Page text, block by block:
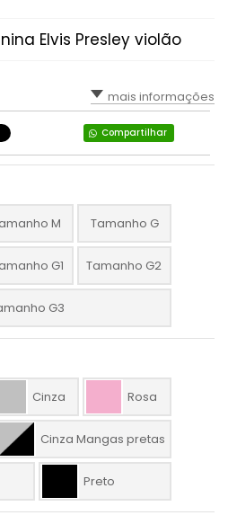
Elvis Presley violão
mais informações
Compartilhar
M Tamanho G
G1 Tamanho G2
G3
Cinza Rosa
Cinza Mangas pretas
Preto